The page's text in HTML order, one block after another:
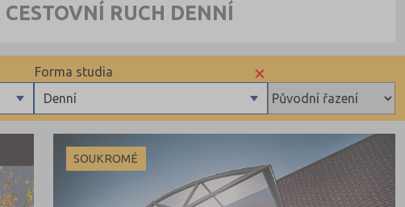
RUCH DENNÍ
×
Denní
Forma studia
DálkovéSOUKROMÉ